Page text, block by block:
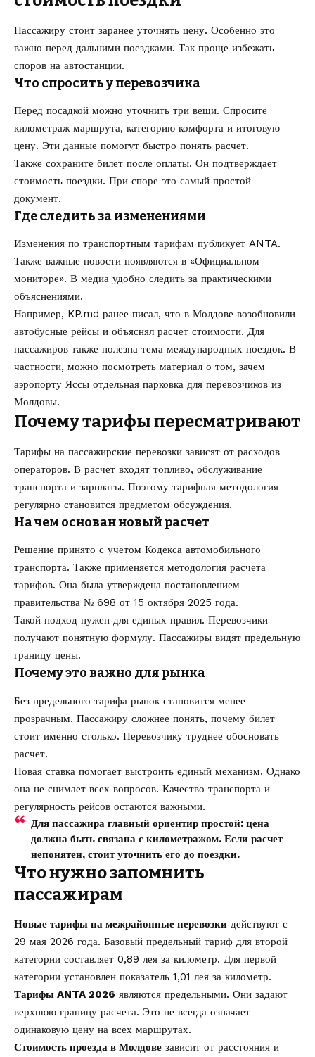
Пассажиру стоит заранее уточнять цену. Особенно это
важно перед дальними поездками. Так проще избежать
споров на автостанции.
Что спросить у перевозчика
Перед посадкой можно уточнить три вещи. Спросите
километраж маршрута, категорию комфорта и итоговую
цену. Эти данные помогут быстро понять расчет.
Также сохраните билет после оплаты. Он подтверждает
стоимость поездки. При споре это самый простой
документ.
Где следить за изменениями
Изменения по транспортным тарифам публикует ANTA.
Также важные новости появляются в «Официальном
мониторе». В медиа удобно следить за практическими
объяснениями.
Например, KP.md ранее писал, что в Молдове возобновили
автобусные рейсы и объяснял расчет стоимости. Для
пассажиров также полезна тема международных поездок. В
частности, можно посмотреть материал о том, зачем
аэропорту Яссы отдельная парковка для перевозчиков из
Молдовы.
Почему тарифы пересматривают
Тарифы на пассажирские перевозки зависят от расходов
операторов. В расчет входят топливо, обслуживание
транспорта и зарплаты. Поэтому тарифная методология
регулярно становится предметом обсуждения.
На чем основан новый расчет
Решение принято с учетом Кодекса автомобильного
транспорта. Также применяется методология расчета
тарифов. Она была утверждена постановлением
правительства № 698 от 15 октября 2025 года.
Такой подход нужен для единых правил. Перевозчики
получают понятную формулу. Пассажиры видят предельную
границу цены.
Почему это важно для рынка
Без предельного тарифа рынок становится менее
прозрачным. Пассажиру сложнее понять, почему билет
стоит именно столько. Перевозчику труднее обосновать
расчет.
Новая ставка помогает выстроить единый механизм. Однако
она не снимает всех вопросов. Качество транспорта и
регулярность рейсов остаются важными.
Для пассажира главный ориентир простой: цена
должна быть связана с километражом. Если расчет
непонятен, стоит уточнить его до поездки.
Что нужно запомнить
пассажирам
Новые тарифы на межрайонные перевозки действуют с
29 мая 2026 года. Базовый предельный тариф для второй
категории составляет 0,89 лея за километр. Для первой
категории установлен показатель 1,01 лея за километр.
Тарифы ANTA 2026 являются предельными. Они задают
верхнюю границу расчета. Это не всегда означает
одинаковую цену на всех маршрутах.
Стоимость проезда в Молдове зависит от расстояния и